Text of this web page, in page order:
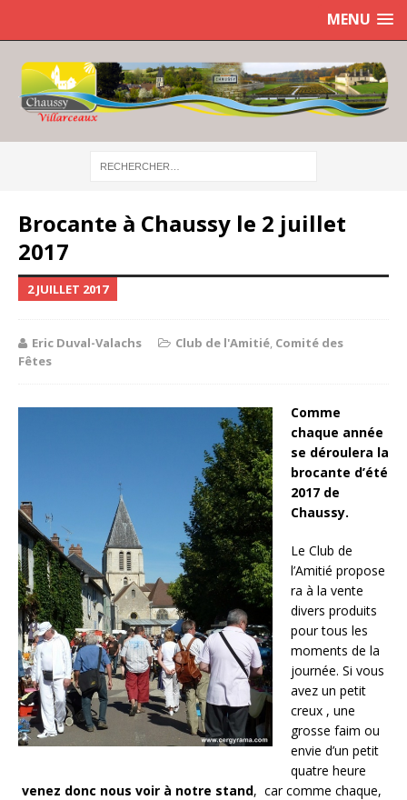
MENU
Brocante à Chaussy le 2 juillet
2017
2 JUILLET 2017
Eric Duval-Valachs Club de l'Amitié, Comité des
Fêtes
Comme
chaque année
se déroulera la
brocante d’été
2017 de
Chaussy.
Le Club de
l’Amitié propose
ra à la vente
divers produits
pour tous les
moments de la
journée. Si vous
avez un petit
creux , une
grosse faim ou
envie d’un petit
quatre heure
venez donc nous voir à notre stand, car comme chaque,